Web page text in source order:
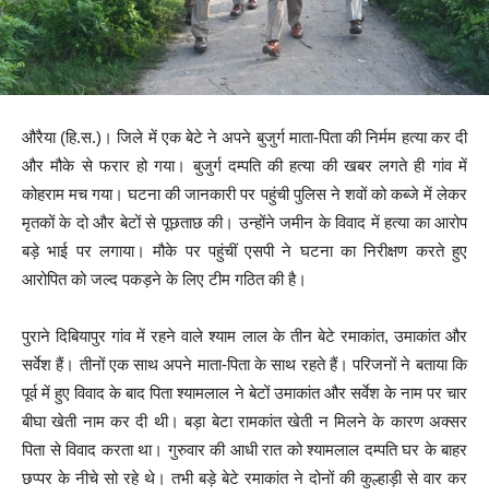
औरैया (हि.स.)। जिले में एक बेटे ने अपने बुजुर्ग माता-पिता की निर्मम हत्या कर दी
और मौके से फरार हो गया। बुजुर्ग दम्पति की हत्या की खबर लगते ही गांव में
कोहराम मच गया। घटना की जानकारी पर पहुंची पुलिस ने शवों को कब्जे में लेकर
मृतकों के दो और बेटों से पूछताछ की। उन्होंने जमीन के विवाद में हत्या का आरोप
बड़े भाई पर लगाया। मौके पर पहुंचीं एसपी ने घटना का निरीक्षण करते हुए
आरोपित को जल्द पकड़ने के लिए टीम गठित की है।
पुराने दिबियापुर गांव में रहने वाले श्याम लाल के तीन बेटे रमाकांत, उमाकांत और
सर्वेश हैं। तीनों एक साथ अपने माता-पिता के साथ रहते हैं। परिजनों ने बताया कि
पूर्व में हुए विवाद के बाद पिता श्यामलाल ने बेटों उमाकांत और सर्वेश के नाम पर चार
बीघा खेती नाम कर दी थी। बड़ा बेटा रामकांत खेती न मिलने के कारण अक्सर
पिता से विवाद करता था। गुरुवार की आधी रात को श्यामलाल दम्पति घर के बाहर
छप्पर के नीचे सो रहे थे। तभी बड़े बेटे रमाकांत ने दोनों की कुल्हाड़ी से वार कर